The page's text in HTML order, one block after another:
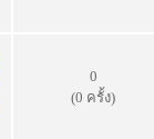
0
(0 ครั้ง)